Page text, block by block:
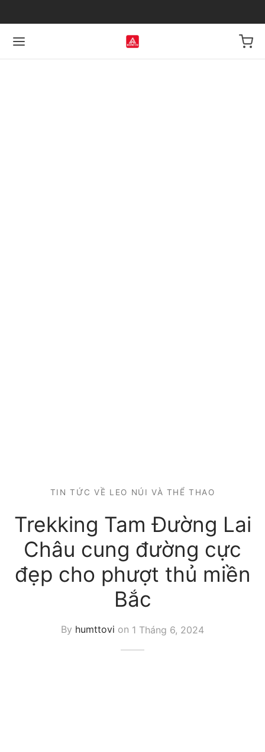
TIN TỨC VỀ LEO NÚI VÀ THỂ THAO
Trekking Tam Đường Lai
Châu cung đường cực
đẹp cho phượt thủ miền
Bắc
By humttovi on 1 Tháng 6, 2024